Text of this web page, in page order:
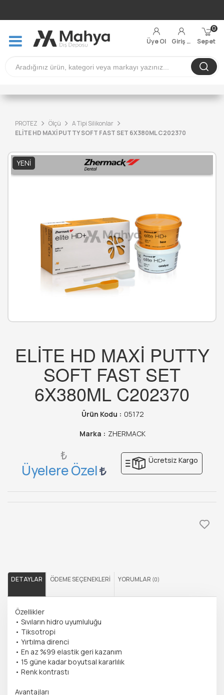
Üye Ol Giriş Yap Sepet
0
PROTEZ Ölçü
A Tipi Silikonlar
ELİTE HD MAXİ PUTTY SOFT FAST SET 6X380ML C202370
YENI
ELİTE HD MAXİ PUTTY
SOFT FAST SET
6X380ML C202370
Ürün Kodu : 05172
Marka : ZHERMACK
₺
Üyelere Özel
Ücretsiz Kargo
DETAYLAR ÖDEME SEÇENEKLERI YORUMLAR (0)
Özellikler
• Sıvıların hidro uyumluluğu
• Tiksotropi
• Yırtılma direnci
• En az %99 elastik geri kazanım
• 15 güne kadar boyutsal kararlılık
• Renk kontrastı
Avantajları